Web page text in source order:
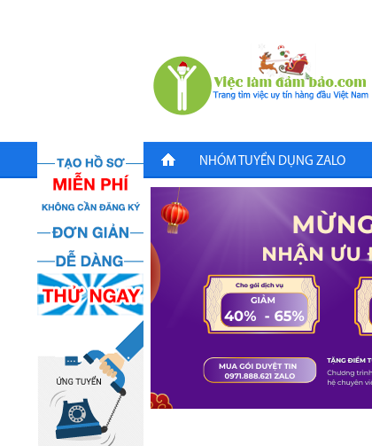
NHÓM TUYỂN DỤNG ZALO